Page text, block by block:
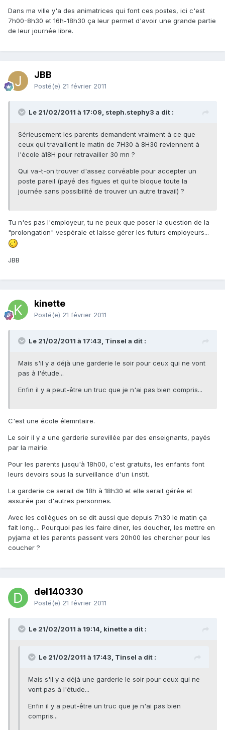
Dans ma ville y'a des animatrices qui font ces postes, ici c'est
7h00-8h30 et 16h-18h30 ça leur permet d'avoir une grande partie
de leur journée libre.
JBB
Posté(e) 21 février 2011
Le 21/02/2011 à 17:09, steph.stephy3 a dit :
Sérieusement les parents demandent vraiment à ce que
ceux qui travaillent le matin de 7H30 à 8H30 reviennent à
l'école à18H pour retravailler 30 mn ?
Qui va-t-on trouver d'assez corvéable pour accepter un
poste pareil (payé des figues et qui te bloque toute la
journée sans possibilité de trouver un autre travail) ?
Tu n'es pas l'employeur, tu ne peux que poser la question de la
"prolongation" vespérale et laisse gérer les futurs employeurs...
JBB
kinette
Posté(e) 21 février 2011
Le 21/02/2011 à 17:43, Tinsel a dit :
Mais s'il y a déjà une garderie le soir pour ceux qui ne vont
pas à l'étude...
Enfin il y a peut-être un truc que je n'ai pas bien compris...
C'est une école élemntaire.
Le soir il y a une garderie surevillée par des enseignants, payés
par la mairie.
Pour les parents jusqu'à 18h00, c'est gratuits, les enfants font
leurs devoirs sous la surveillance d'un i.nstit.
La garderie ce serait de 18h à 18h30 et elle serait gérée et
assurée par d'autres personnes.
Avec les collègues on se dit aussi que depuis 7h30 le matin ça
fait long.... Pourquoi pas les faire diner, les doucher, les mettre en
pyjama et les parents passent vers 20h00 les chercher pour les
coucher ?
del140330
Posté(e) 21 février 2011
Le 21/02/2011 à 19:14, kinette a dit :
Le 21/02/2011 à 17:43, Tinsel a dit :
Mais s'il y a déjà une garderie le soir pour ceux qui ne
vont pas à l'étude...
Enfin il y a peut-être un truc que je n'ai pas bien
compris...